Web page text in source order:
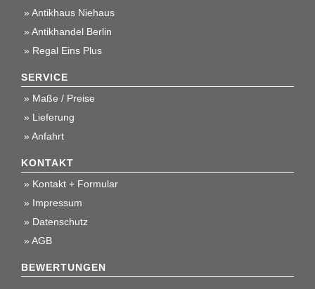
Antikhaus Niehaus
Antikhandel Berlin
Regal Eins Plus
SERVICE
Maße / Preise
Lieferung
Anfahrt
KONTAKT
Kontakt + Formular
Impressum
Datenschutz
AGB
BEWERTUNGEN